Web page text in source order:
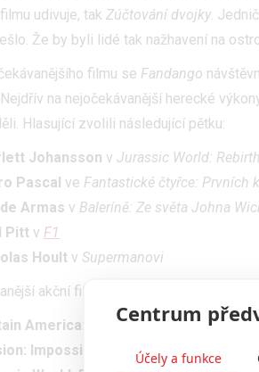
udivuje, tak Zúčtování dvojky.
Že by byli lidé tak nažhavení na
filmu se Fandango
na nejočekávanější herecké
Hlasující zvolili následující pětku:
Johansson v Jurassic World: Rebirth
Pascal ve Fantastické čtyřce: Prvních
Armas v Baleríně: Ze světa Johna
Pitt v F1
Hoult v Supermanovi
akční film nebo dobrodružství:
America: Brave New World
Impossible – The Final Reckoning
Centrum
Účely a funkce